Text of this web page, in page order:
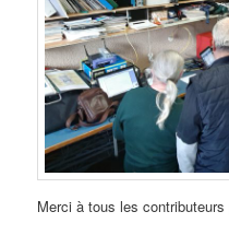
Merci à tous les